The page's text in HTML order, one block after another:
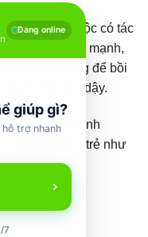
ngọt, không độc có tác
cơ thể khoẻ mạnh,
được dùng để bồi
mới ốm dậy.
trạng suy dinh
bệnh ở trẻ như
Đang online
giúp gì?
trợ nhanh
7